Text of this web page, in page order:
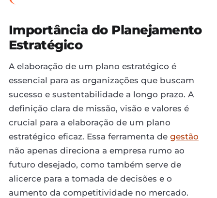
Importância do Planejamento
Estratégico
A elaboração de um plano estratégico é
essencial para as organizações que buscam
sucesso e sustentabilidade a longo prazo. A
definição clara de missão, visão e valores é
crucial para a elaboração de um plano
estratégico eficaz. Essa ferramenta de gestão
não apenas direciona a empresa rumo ao
futuro desejado, como também serve de
alicerce para a tomada de decisões e o
aumento da competitividade no mercado.